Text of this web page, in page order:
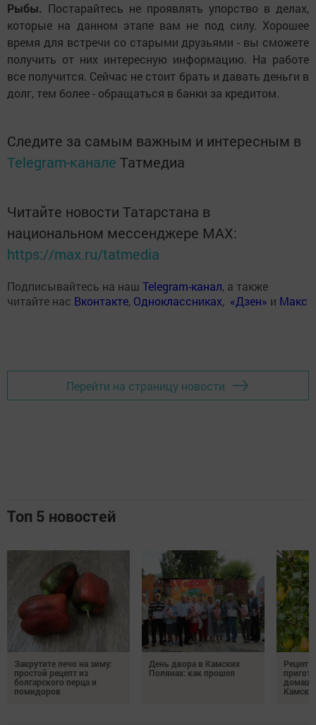
Рыбы. Постарайтесь не проявлять упорство в делах,
которые на данном этапе вам не под силу. Хорошее
время для встречи со старыми друзьями - вы сможете
получить от них интересную информацию. На работе
все получится. Сейчас не стоит брать и давать деньги в
долг, тем более - обращаться в банки за кредитом.
Следите за самым важным и интересным в
Telegram-канале Татмедиа
Читайте новости Татарстана в
национальном мессенджере MАХ:
https://max.ru/tatmedia
Подписывайтесь на наш Telegram-канал, а также
читайте нас Вконтакте, Одноклассниках, «Дзен» и Макс
Перейти на страницу новости
Топ 5 новостей
Закрутите лечо на зиму:
простой рецепт из
болгарского перца и
помидоров
День двора в Камских
Полянах: как прошел